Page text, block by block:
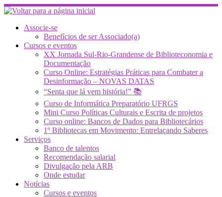
Skip
to
contentAssocie-se
Benefícios de ser Associado(a)
Cursos e eventos
XX Jornada Sul-Rio-Grandense de Biblioteconomia e
Documentação
Curso Online: Estratégias Práticas para Combater a
Desinformação – NOVAS DATAS
“Senta que lá vem história!” 📚
Curso de Informática Preparatório UFRGS
Mini Curso Políticas Culturais e Escrita de projetos
Curso online: Bancos de Dados para Bibliotecários
1º Bibliotecas em Movimento: Entrelaçando Saberes
Serviços
Banco de talentos
Recomendação salarial
Divulgação pela ARB
Onde estudar
Notícias
Cursos e eventos